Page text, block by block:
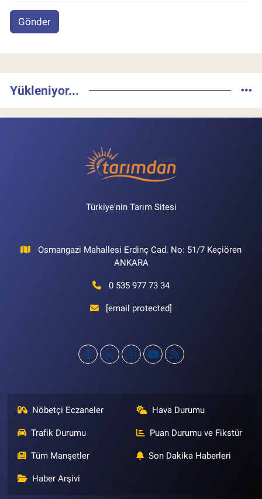
Gönder
Yükleniyor...
Türkiye'nin Tarım Sitesi
Osmangazi Mahallesi Erdinç Cad. No: 51/7 Keçiören
ANKARA
0 535 977 73 34
[email protected]
Nöbetçi Eczaneler Hava Durumu
Trafik Durumu Puan Durumu ve Fikstür
Tüm Manşetler Son Dakika Haberleri
Haber Arşivi